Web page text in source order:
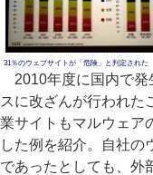
31％のウェブサイトが「危険」と判定された
2010年度に国内で発
スに改ざんが行われた
業サイトもマルウェア
した例を紹介。自社の
であったとしても、外